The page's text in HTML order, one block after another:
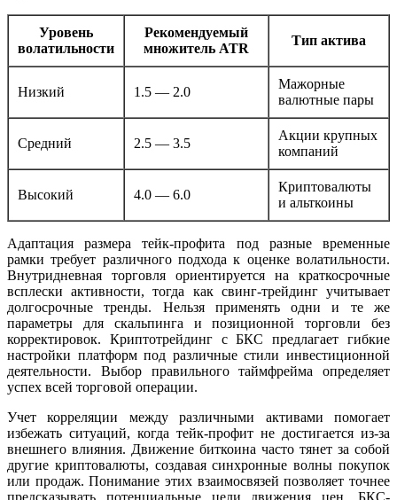
Уровень
волатильности
Рекомендуемый
множитель ATR
Тип актива
Низкий 1.5 — 2.0
Мажорные
валютные пары
Средний 2.5 — 3.5
Акции крупных
компаний
Высокий 4.0 — 6.0
Криптовалюты
и альткоины
Адаптация размера тейк-профита под разные временные
рамки требует различного подхода к оценке волатильности.
Внутридневная торговля ориентируется на краткосрочные
всплески активности, тогда как свинг-трейдинг учитывает
долгосрочные тренды. Нельзя применять одни и те же
параметры для скальпинга и позиционной торговли без
корректировок. Криптотрейдинг с БКС предлагает гибкие
настройки платформ под различные стили инвестиционной
деятельности. Выбор правильного таймфрейма определяет
успех всей торговой операции.
Учет корреляции между различными активами помогает
избежать ситуаций, когда тейк-профит не достигается из-за
внешнего влияния. Движение биткоина часто тянет за собой
другие криптовалюты, создавая синхронные волны покупок
или продаж. Понимание этих взаимосвязей позволяет точнее
предсказывать потенциальные цели движения цен. БКС-